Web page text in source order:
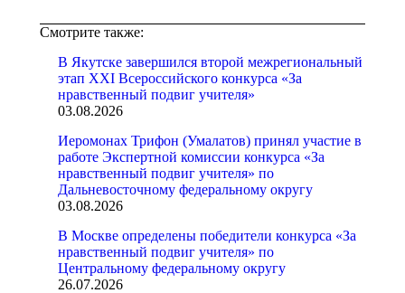
Смотрите также:
В Якутске завершился второй межрегиональный
этап XXI Всероссийского конкурса «За
нравственный подвиг учителя»
03.08.2026
Иеромонах Трифон (Умалатов) принял участие в
работе Экспертной комиссии конкурса «За
нравственный подвиг учителя» по
Дальневосточному федеральному округу
03.08.2026
В Москве определены победители конкурса «За
нравственный подвиг учителя» по
Центральному федеральному округу
26.07.2026